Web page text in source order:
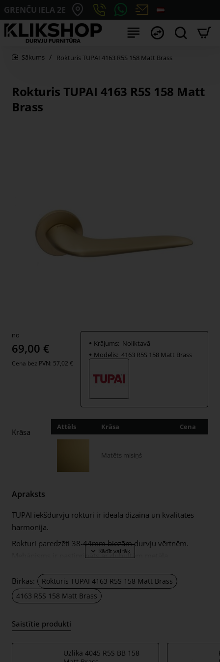
GRENČU IELA 2E
Rokturis TUPAI 4163 R5S 158 Matt
Brass
Rokturis TUPAI 4163 R5S 158 Matt Brass
no
69,00 €
Cena bez PVN: 57,02 €
Krājums: Noliktavā
Modelis: 4163 R5S 158 Matt Brass
Krāsa
Attēls Krāsa Cena
Matēts misiņš
Apraksts
TUPAI iekšdurvju rokturi ir ideāla dizaina un kvalitātes
harmonija.
Rokturi paredzēti 38-44mm biezām durvju vērtnēm.
Mehānisms ir pastiprināts ar dubultām metāla
metāla rozetēm. Ilgu un ērtu lietošanu garantē katrs
rokturu komplekts ar TUPAI logotipu!
rokturu pāris – pa kreisi un pa labi; kopā ar 5mm
2 gab. montāžas rozetes (tā saucamie montāžas
Birkas:
Rokturis TUPAI 4163 R5S 158 Matt Brass
4163 R5S 158 Matt Brass
Saistītie produkti
Uzlika 4045 R5S BB 158